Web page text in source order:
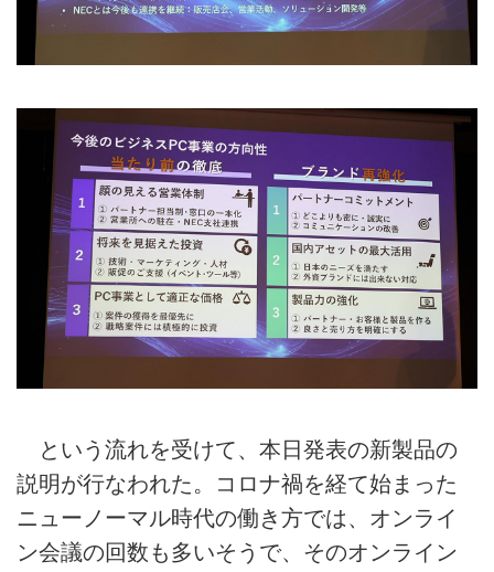
という流れを受けて、本日発表の新製品の
説明が行なわれた。コロナ禍を経て始まった
ニューノーマル時代の働き方では、オンライ
ン会議の回数も多いそうで、そのオンライン